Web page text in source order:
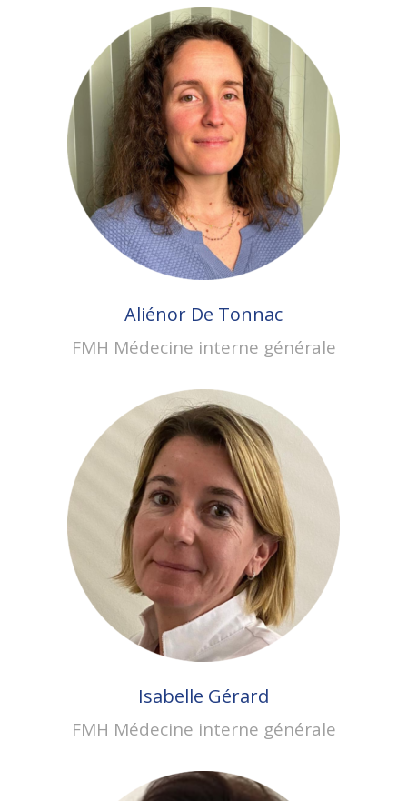
Aliénor De Tonnac
FMH Médecine interne générale
Isabelle Gérard
FMH Médecine interne générale